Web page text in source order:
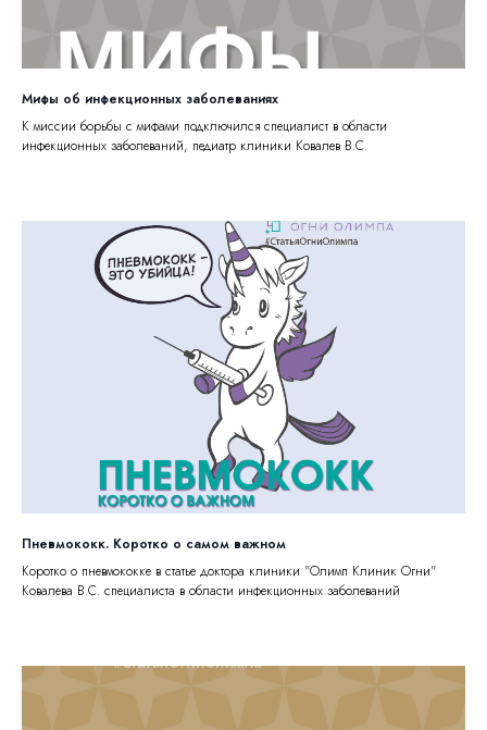
Мифы об инфекционных заболеваниях
К миссии борьбы с мифами подключился специалист в области
инфекционных заболеваний, педиатр клиники Ковалев В.С.
Пневмококк. Коротко о самом важном
Коротко о пневмококке в статье доктора клиники "Олимп Клиник Огни"
Ковалева В.С. специалиста в области инфекционных заболеваний